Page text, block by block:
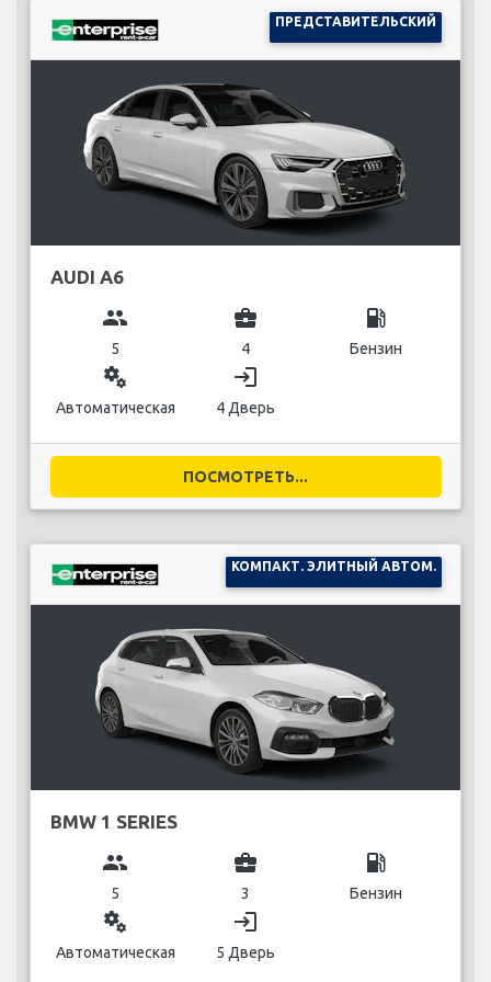
ПРЕДСТАВИТЕЛЬСКИЙ
AUDI A6
group
5
business_center
4
local_gas_station
Бензин
miscellaneous_services
Автоматическая
login
4 Дверь
ПОСМОТРЕТЬ...
КОМПАКТ. ЭЛИТНЫЙ АВТОМ.
BMW 1 SERIES
group
5
business_center
3
local_gas_station
Бензин
miscellaneous_services
Автоматическая
login
5 Дверь